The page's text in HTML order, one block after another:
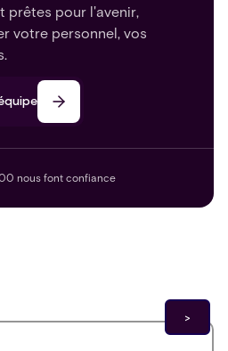
prêtes pour l'avenir,
votre personnel, vos
nous font confiance